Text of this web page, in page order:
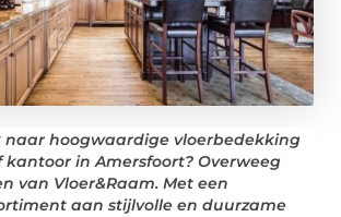
naar hoogwaardige vloerbedekking
kantoor in Amersfoort? Overweeg
van Vloer&Raam. Met een
aan stijlvolle en duurzame